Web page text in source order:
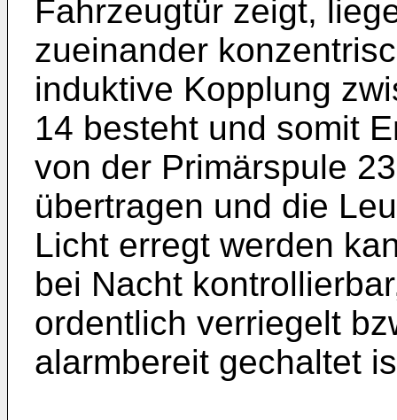
Fahrzeugtür zeigt,
zueinander
induktive Kopplung
14 besteht und somit
von der Primärspule
übertragen und die
Licht erregt werden
bei Nacht
ordentlich verriegelt
alarmbereit gechaltet